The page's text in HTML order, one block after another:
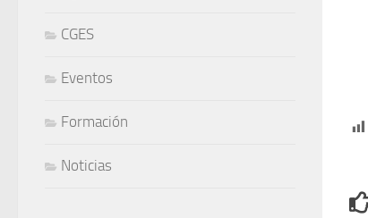
CGES
Eventos
Formación
Noticias